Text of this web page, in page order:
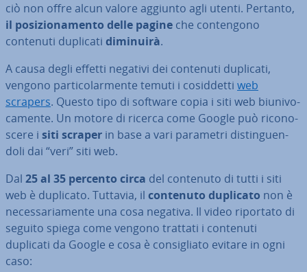
ciò non offre alcun valore aggiunto agli utenti. Pertanto,
il po­si­zio­na­men­to delle pagine che con­ten­go­no
contenuti duplicati diminuirà.
A causa degli effetti negativi dei contenuti duplicati,
vengono par­ti­co­lar­men­te temuti i co­sid­det­ti web
scrapers. Questo tipo di software copia i siti web biu­ni­vo­
ca­men­te. Un motore di ricerca come Google può ri­co­no­
sce­re i siti scraper in base a vari parametri di­stin­guen­
do­li dai “veri” siti web.
Dal 25 al 35 percento circa del contenuto di tutti i siti
web è duplicato. Tuttavia, il contenuto duplicato non è
ne­ces­sa­ria­men­te una cosa negativa. Il video riportato di
seguito spiega come vengono trattati i contenuti
duplicati da Google e cosa è con­si­glia­to evitare in ogni
caso: